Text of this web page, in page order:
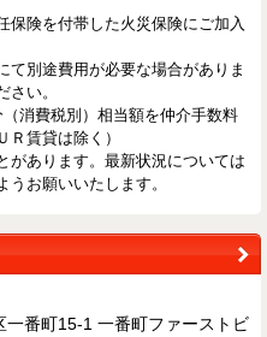
険を付帯した火災保険にご加入
別途費用が必要な場合がありま
さい。
消費税別）相当額を仲介手数料
Ｒ賃貸は除く）
があります。最新状況については
うお願いいたします。
一番町15-1 一番町ファーストビ